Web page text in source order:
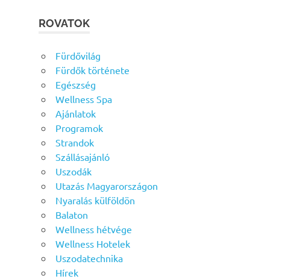
ROVATOK
Fürdővilág
Fürdők története
Egészség
Wellness Spa
Ajánlatok
Programok
Strandok
Szállásajánló
Uszodák
Utazás Magyarországon
Nyaralás külföldön
Balaton
Wellness hétvége
Wellness Hotelek
Uszodatechnika
Hírek